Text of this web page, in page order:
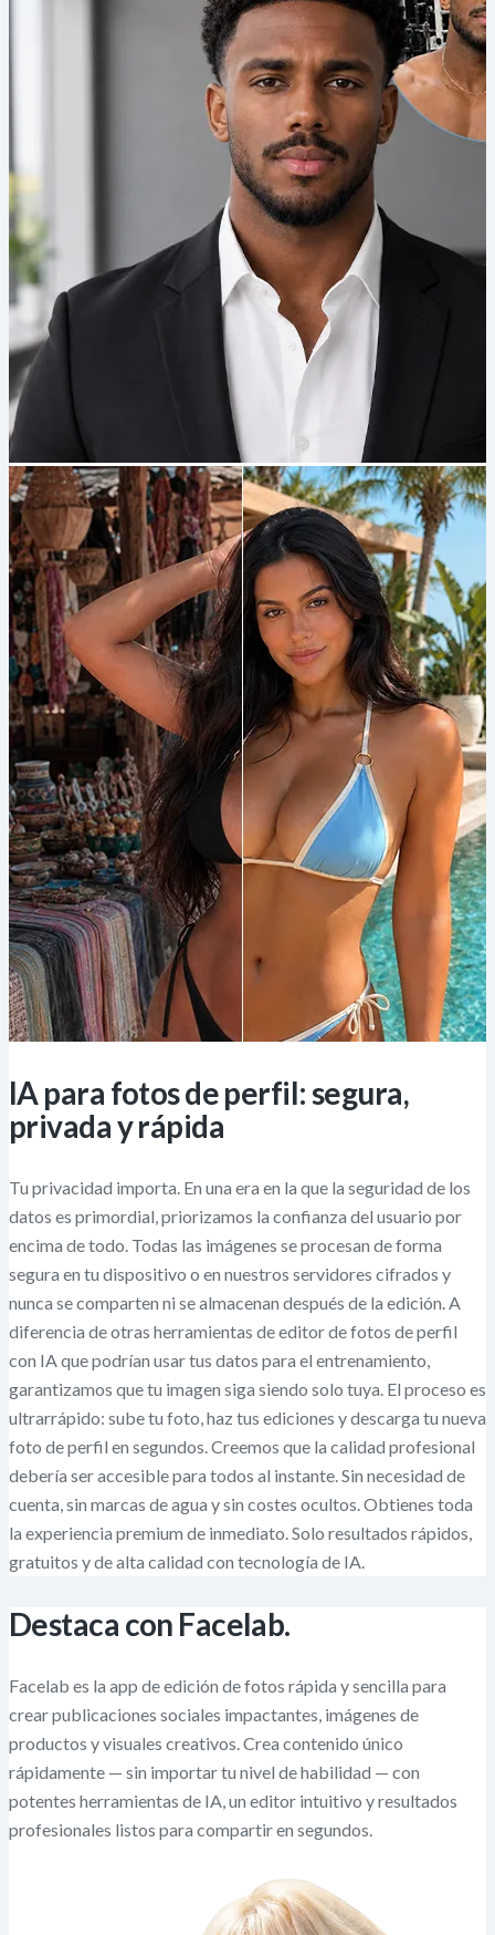
IA para fotos de perfil: segura,
privada y rápida
Tu privacidad importa. En una era en la que la seguridad de los
datos es primordial, priorizamos la confianza del usuario por
encima de todo. Todas las imágenes se procesan de forma
segura en tu dispositivo o en nuestros servidores cifrados y
nunca se comparten ni se almacenan después de la edición. A
diferencia de otras herramientas de editor de fotos de perfil
con IA que podrían usar tus datos para el entrenamiento,
garantizamos que tu imagen siga siendo solo tuya. El proceso es
ultrarrápido: sube tu foto, haz tus ediciones y descarga tu nueva
foto de perfil en segundos. Creemos que la calidad profesional
debería ser accesible para todos al instante. Sin necesidad de
cuenta, sin marcas de agua y sin costes ocultos. Obtienes toda
la experiencia premium de inmediato. Solo resultados rápidos,
gratuitos y de alta calidad con tecnología de IA.
Destaca con Facelab.
Facelab es la app de edición de fotos rápida y sencilla para
crear publicaciones sociales impactantes, imágenes de
productos y visuales creativos. Crea contenido único
rápidamente — sin importar tu nivel de habilidad — con
potentes herramientas de IA, un editor intuitivo y resultados
profesionales listos para compartir en segundos.